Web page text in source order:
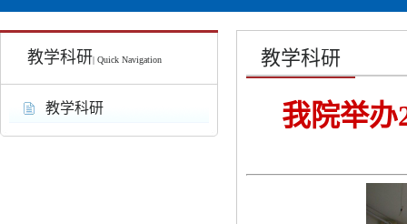
教学科研| Quick Navigation
教学科研
教学科研
我院举办